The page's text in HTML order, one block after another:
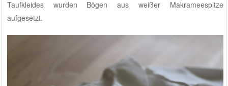
Taufkleides wurden Bögen aus weißer Makrameespitze
aufgesetzt.